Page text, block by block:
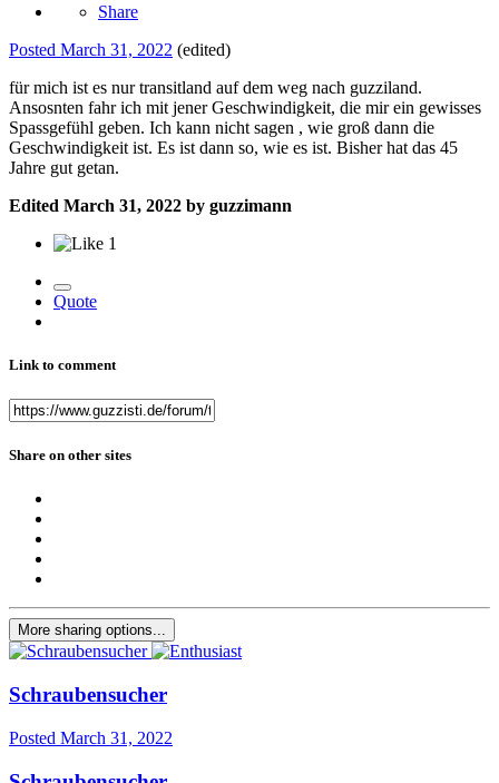
Share
Posted March 31, 2022 (edited)
für mich ist es nur transitland auf dem weg nach guzziland.
Ansosnten fahr ich mit jener Geschwindigkeit, die mir ein gewisses
Spassgefühl geben. Ich kann nicht sagen , wie groß dann die
Geschwindigkeit ist. Es ist dann so, wie es ist. Bisher hat das 45
Jahre gut getan.
Edited March 31, 2022 by guzzimann
1
Quote
Link to comment
Share on other sites
More sharing options...
Schraubensucher
Posted March 31, 2022